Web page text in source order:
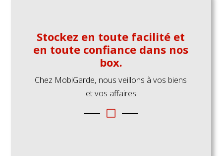
Stockez en toute facilité et
en toute confiance dans nos
box.
Chez MobiGarde, nous veillons à vos biens
et vos affaires
V